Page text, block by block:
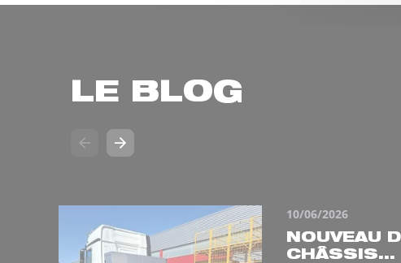
LE BLOG
10/06/2026
NOUVEAU
CHÂSSIS...